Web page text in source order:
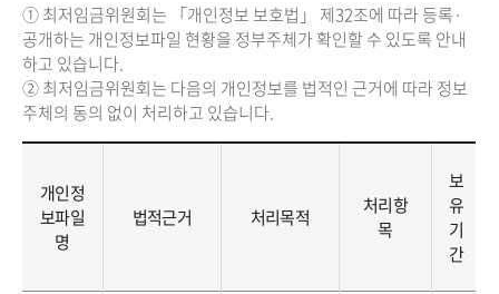
① 최저임금위원회는 「개인정보 보호법」 제32조에 따라 등록·
공개하는 개인정보파일 현황을 정부주체가 확인할 수 있도록 안내
하고 있습니다.
② 최저임금위원회는 다음의 개인정보를 법적인 근거에 따라 정보
주체의 동의 없이 처리하고 있습니다.
개인정
보파일
명
법적근거 처리목적
처리항
목
보
유
기
간